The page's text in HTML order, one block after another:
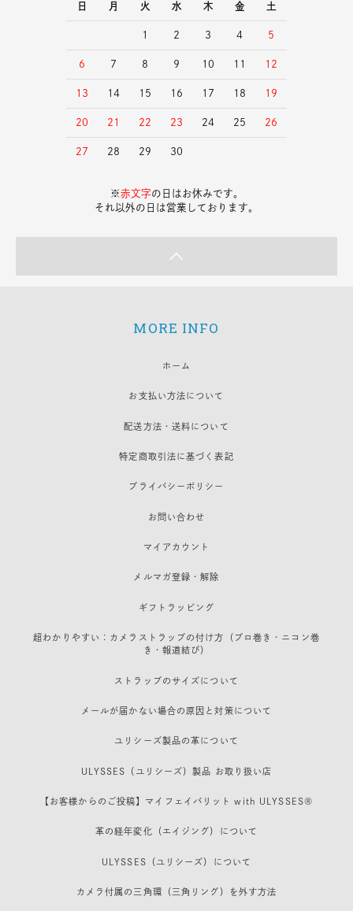
日 月 火 水 木 金 土
1 2 3 4 5
6 7 8 9 10 11 12
13 14 15 16 17 18 19
20 21 22 23 24 25 26
27 28 29 30
※赤文字の日はお休みです。
それ以外の日は営業しております。
MORE INFO
ホーム
お支払い方法について
配送方法・送料について
特定商取引法に基づく表記
プライバシーポリシー
お問い合わせ
マイアカウント
メルマガ登録・解除
ギフトラッピング
超わかりやすい：カメラストラップの付け方（プロ巻き・ニコン巻
き・報道結び）
ストラップのサイズについて
メールが届かない場合の原因と対策について
ユリシーズ製品の革について
ULYSSES（ユリシーズ）製品 お取り扱い店
【お客様からのご投稿】マイフェイバリット with ULYSSES®
革の経年変化（エイジング）について
ULYSSES（ユリシーズ）について
カメラ付属の三角環（三角リング）を外す方法